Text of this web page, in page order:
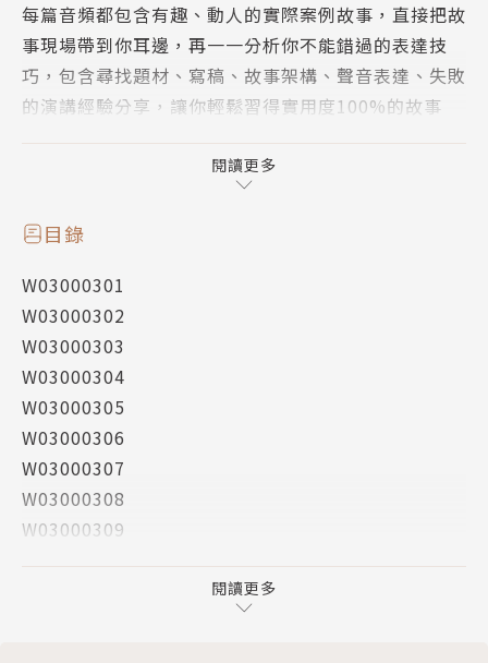
每篇音頻都包含有趣、動人的實際案例故事，直接把故
事現場帶到你耳邊，再一一分析你不能錯過的表達技
巧，包含尋找題材、寫稿、故事架構、聲音表達、失敗
的演講經驗分享，讓你輕鬆習得實用度100%的故事
臺北市立萬芳高中國文老師，學生都暱稱她為仙女。T
育、故事與表達、課程設計、教學方法、演講技巧。
經歷：
國家教育研究院「故事軸線與感動力」課程講師
105年教育大愛菁師獎
103年全國SUPER教師--評審團特別獎
103 學年度臺北市特殊優良教師--導師類
102年「台大SUPER教案獎」第七屆壹等獎
102年台北市教學卓越獎
101年「台大SUPER教案獎」第六屆壹等獎
粉絲專頁：仙女老師余懷瑾 www.facebook.com/do
閱讀更多
目錄
W03000301
W03000302
W03000303
W03000304
W03000305
W03000306
W03000307
W03000308
W03000309
閱讀更多